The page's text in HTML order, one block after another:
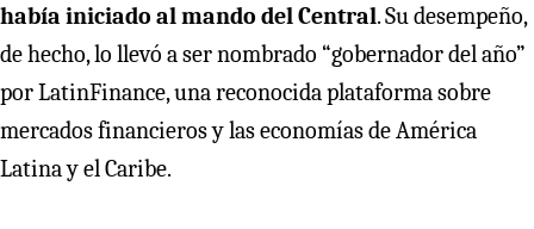
había iniciado al mando del Central. Su desempeño,
de hecho, lo llevó a ser nombrado “gobernador del año”
por LatinFinance, una reconocida plataforma sobre
mercados financieros y las economías de América
Latina y el Caribe.